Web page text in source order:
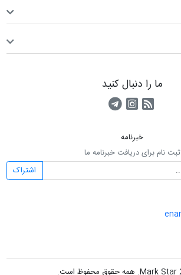
ما را دنبال کنید
RSSکانال آپارات
کانال تلگرام
خبرنامه
ثبت نام برای دریافت خبرنامه ما
اشتراک